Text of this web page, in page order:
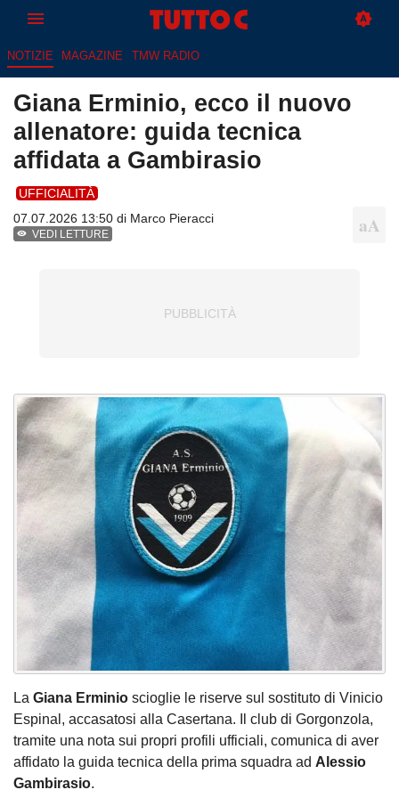
NOTIZIE MAGAZINE TMW RADIO
Giana Erminio, ecco il nuovo
allenatore: guida tecnica
affidata a Gambirasio
UFFICIALITÀ
07.07.2026 13:50 di Marco Pieracci
VEDI LETTURE
La Giana Erminio scioglie le riserve sul sostituto di Vinicio
Espinal, accasatosi alla Casertana. Il club di Gorgonzola,
tramite una nota sui propri profili ufficiali, comunica di aver
affidato la guida tecnica della prima squadra ad Alessio
Gambirasio.